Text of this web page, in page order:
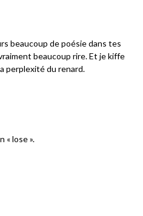
beaucoup de poésie dans tes
beaucoup rire. Et je kiffe
perplexité du renard.
« lose ».